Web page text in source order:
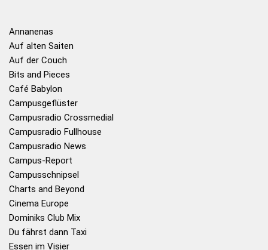
Annanenas
Auf alten Saiten
Auf der Couch
Bits and Pieces
Café Babylon
Campusgeflüster
Campusradio Crossmedial
Campusradio Fullhouse
Campusradio News
Campus-Report
Campusschnipsel
Charts and Beyond
Cinema Europe
Dominiks Club Mix
Du fährst dann Taxi
Essen im Visier